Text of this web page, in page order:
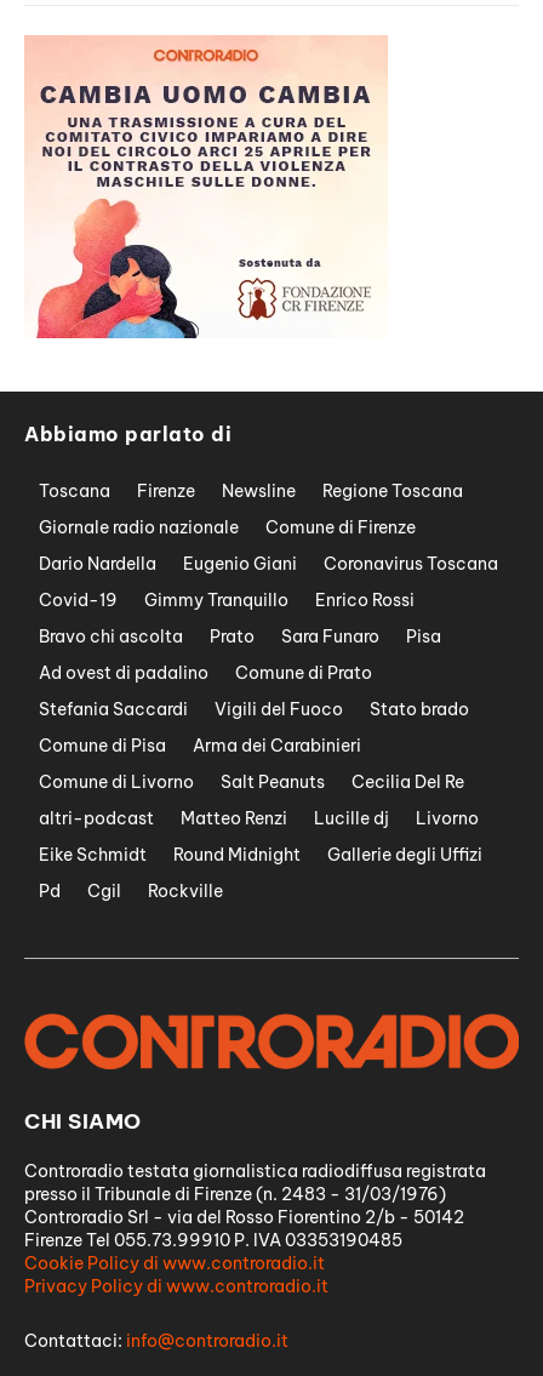
Abbiamo parlato di
Toscana Firenze Newsline
Regione Toscana
Giornale radio nazionale
Comune di Firenze
Dario Nardella
Eugenio Giani
Coronavirus Toscana
Covid-19
Gimmy Tranquillo
Enrico Rossi
Bravo chi ascolta
Prato Sara Funaro
Pisa
Ad ovest di padalino
Comune di Prato
Stefania Saccardi
Vigili del Fuoco
Stato brado
Comune di Pisa
Arma dei Carabinieri
Comune di Livorno
Salt Peanuts
Cecilia Del Re
altri-podcast
Matteo Renzi Lucille dj
Livorno
Eike Schmidt
Round Midnight
Gallerie degli Uffizi
Pd
Cgil Rockville
CHI SIAMO
Controradio testata giornalistica radiodiffusa registrata
presso il Tribunale di Firenze (n. 2483 - 31/03/1976)
Controradio Srl - via del Rosso Fiorentino 2/b - 50142
Firenze Tel 055.73.99910 P. IVA 03353190485
Cookie Policy di www.controradio.it
Privacy Policy di www.controradio.it
Contattaci: info@controradio.it